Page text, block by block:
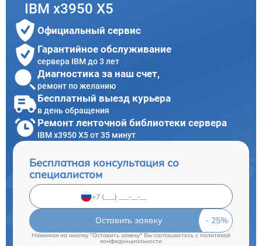
IBM x3950 X5
Официальный сервис
Гарантийное обслуживание
сервера IBM до 3 лет
Диагностика за наш счет,
ремонт по желанию
Бесплатный выезд курьера
в день обращения
Ремонт ленточной библиотеки сервера
IBM x3950 X5 от 35 минут
Бесплатная консультация со
специалистом
Оставить заявку
Нажимая на кнопку "Оставить заявку" Вы соглашаетесь c политикой
конфиденциальности